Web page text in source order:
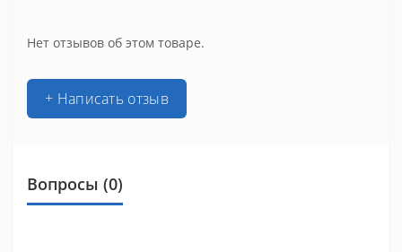
Нет отзывов об этом товаре.
+ Написать отзыв
Вопросы (0)